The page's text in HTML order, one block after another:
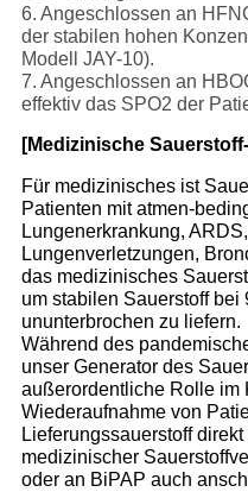
6. Angeschlossen an
der stabilen hohen
Modell JAY-10).
7. Angeschlossen an
effektiv das SPO2 der
[Medizinische
Für medizinisches ist
Patienten mit atmen-
Lungenerkrankung,
Lungenverletzungen,
das medizinisches
um stabilen Sauerstoff bei
ununterbrochen zu liefern.
Während des
unser Generator des
außerordentliche Rolle im
Wiederaufnahme von
Lieferungssauerstoff
medizinischer
oder an BiPAP auch